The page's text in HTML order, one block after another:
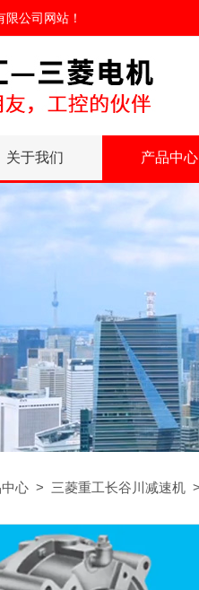
限公司网站 ！
关于我们 产品中心
心 > 三菱重工长谷川减速机